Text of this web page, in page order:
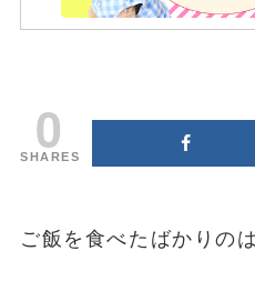
0
SHARES
ご飯を食べたばかりの